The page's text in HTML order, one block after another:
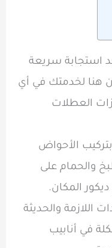
استجابة سريعة
فنحن هنا لخدمتك في أي
العطلات
الأحواض
والحمام على
المكان.
اللازمة والحديثة
في أنابيب